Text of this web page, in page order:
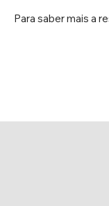
Para saber mais a